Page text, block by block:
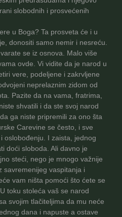
slobodnih i prosvećenih
u Boga? Ta prosveta će i u
donositi samo nemir i nesreću.
se iz osnova. Malo više
ovde. Vi vidite da je narod u
vere, podeljene i zakrvljene
neprelaznim zidom od
Pazite da na vama, fratrima,
shvatili i da ste svoj narod
ga niste pripremili za ono šta
Carevine se često, i sve
oslobođenju. I zaista, jednog
doći sloboda. Ali davno je
steći, nego je mnogo važnije
savremenijeg vaspitanja i
vam ništa pomoći što ćete se
toku stoleća vaš se narod
svojim tlačiteljima da mu neće
dana i napuste a ostave